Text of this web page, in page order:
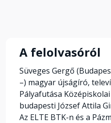
A felolvasóról
Süveges Gergő
–) magyar újságíró,
Pályafutása
budapesti József Attila
Az ELTE BTK-n és a